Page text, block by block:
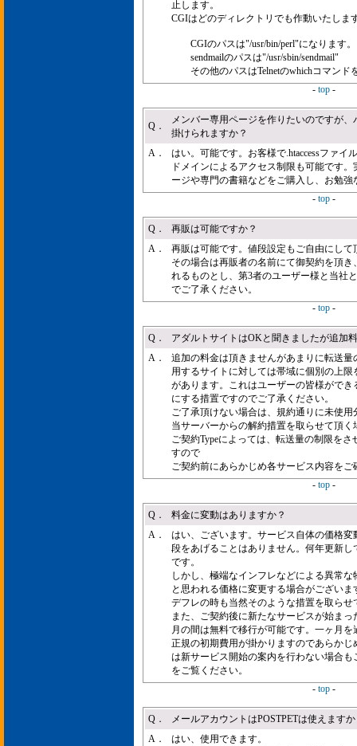
止します。
CGIはどのディレクトリでも作動いたしま
CGIのパスは"/usr/bin/perl"になります。
sendmailのパスは"/usr/sbin/sendmail"
その他のパスはTelnetのwhichコマンド
- top -
Q．
メンバー専用ページを作りたいのですが
掛けられますか？
A．
はい。可能です。お客様で.htaccessファイ
ドメインによるアクセス制限も可能です
ージや専門の書籍などをご購入し、お勉強
- top -
Q．
再販は可能ですか？
A．
再販は可能です。値段設定もご自由にして
その場合は再販者の名前にて御契約を頂
れるものとし、第3者のユーザー様と当社
でご了承ください。
- top -
Q．
アダルトサイトはOKと聞きましたが追加
A．
追加の料金は頂きませんがあまりに転送
用するサイトに対しては帯域に個別の上
があります。これはユーザーの皆様がで
にする措置ですのでご了承ください。
ご了承頂けない場合は、規約通りに未使
当サーバーからの解約措置を取らせて頂く
ご契約Typeによっては、転送量の制限を
すので
ご契約前にあらかじめ各サービス内容をご
- top -
Q．
料金に変動はありますか？
A．
はい、ございます。サービス自体の価格
段をあげることはありません。何年更新
です。
しかし、極端なインフレなどによる異常
と思われる価格に変更する場合がございま
デフレの時も当然そのような措置を取らせ
また、ご契約後に新たなサービスが始ま
月の間は無料で移行が可能です。一ヶ月
正規の初期費用が掛かりますのであらか
は新サービス開始の案内を行わない場合
をご覧ください。
- top -
Q．
メールアカウントはPOSTPETは使えますか
A．
はい、使用できます。